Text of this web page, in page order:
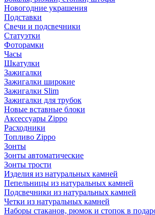
Новогодние украшения
Подставки
Свечи и подсвечники
Статуэтки
Фоторамки
Часы
Шкатулки
Зажигалки
Зажигалки широкие
Зажигалки Slim
Зажигалки для трубок
Новые вставные блоки
Аксессуары Zippo
Расходники
Топливо Zippo
Зонты
Зонты автоматические
Зонты трости
Изделия из натуральных камней
Пепельницы из натуральных камней
Подсвечники из натуральных камней
Четки из натуральных камней
Наборы стаканов, рюмок и стопок в